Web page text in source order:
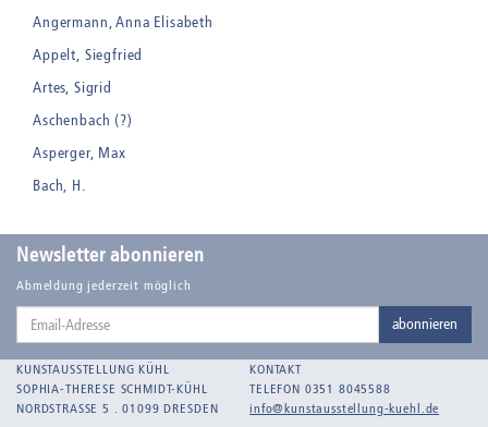
Angermann, Anna Elisabeth
Appelt, Siegfried
Artes, Sigrid
Aschenbach (?)
Asperger, Max
Bach, H.
Balden, Theo , eigentlich Otto Koehler
Balden-Wolff, Annemarie
Bankroth, Bernd
Bankroth, Ursula
Barth, Arthur Julius
Bartnig, Horst
Newsletter abonnieren
Abmeldung jederzeit möglich
Email-
abonnieren
KUNSTAUSSTELLUNG KÜHL
SOPHIA-THERESE SCHMIDT-KÜHL
NORDSTRASSE 5 . 01099 DRESDEN
KONTAKT
TELEFON 0351 8045588
info@kunstausstellung-kuehl.de